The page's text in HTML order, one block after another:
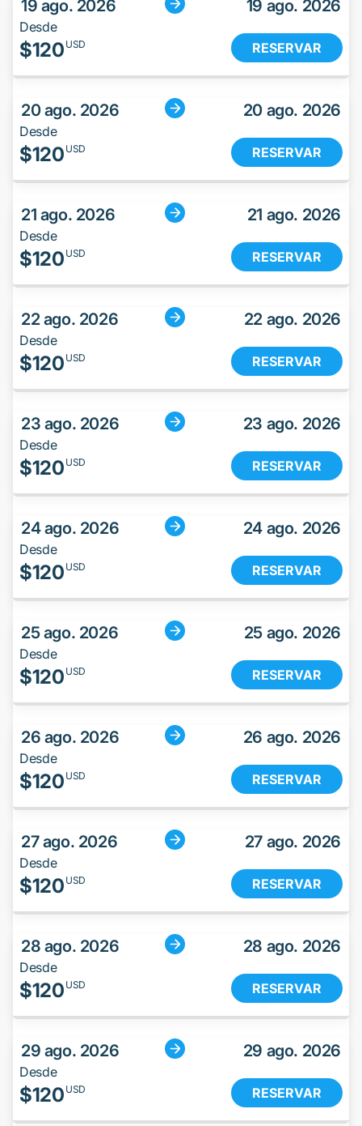
19 ago. 2026 19 ago. 2026
Desde
$120 USD RESERVAR
20 ago. 2026 20 ago. 2026
Desde
$120 USD RESERVAR
21 ago. 2026 21 ago. 2026
Desde
$120 USD RESERVAR
22 ago. 2026 22 ago. 2026
Desde
$120 USD RESERVAR
23 ago. 2026 23 ago. 2026
Desde
$120 USD RESERVAR
24 ago. 2026 24 ago. 2026
Desde
$120 USD RESERVAR
25 ago. 2026 25 ago. 2026
Desde
$120 USD RESERVAR
26 ago. 2026 26 ago. 2026
Desde
$120 USD RESERVAR
27 ago. 2026 27 ago. 2026
Desde
$120 USD RESERVAR
28 ago. 2026 28 ago. 2026
Desde
$120 USD RESERVAR
29 ago. 2026 29 ago. 2026
Desde
$120 USD RESERVAR